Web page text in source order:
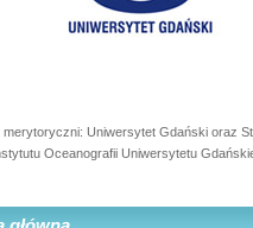
merytoryczni: Uniwersytet Gdański oraz
Oceanografii Uniwersytetu